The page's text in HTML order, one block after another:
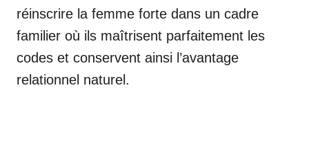
réinscrire la femme forte dans un cadre
familier où ils maîtrisent parfaitement les
codes et conservent ainsi l’avantage
relationnel naturel.